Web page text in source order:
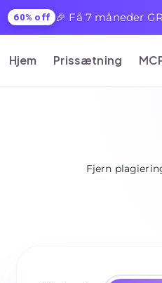
60% off 🎉 Få 7 måneder
Hjem Prissætning
Fjern